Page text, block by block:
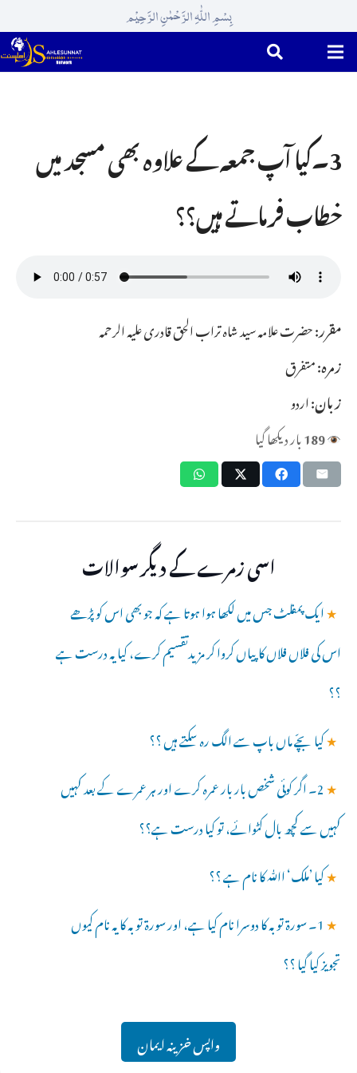
بِسْمِ اللّٰہِ الرَّحْمٰنِ الرَّحِیْم
3۔کیا آپ جمعہ کے علاوہ بھی مسجد میں
خطاب فرماتے ہیں؟؟
مقرر:حضرت علامہ سید شاہ تراب الحق قادری علیہ الرحمہ
زمرہ:متفرق
زبان:اردو
189بار دیکھا گیا
اسی زمرے کے دیگر سوالات
★ایک پمفلٹ جس میں لکھا ہوا ہوتا ہے کہ جو بھی اس کو پڑھے
اس کی فلاں فلاں کاپیاں کروا کر مزیدتقسیم کرے، کیا یہ درست ہے
؟؟
★کیا بچّے ماں باپ سے الگ رہ سکتے ہیں ؟؟
★ 2۔ اگر کوئی شخص بار بار عمرہ کرے اور ہر عمرے کے بعد کہیں
کہیں سے کچھ بال کٹوائے، تو کیا درست ہے؟؟
★کیا ’ملک‘ اﷲ کا نام ہے ؟؟
★ 1۔ سورۃ توبہ کا دوسرا نام کیا ہے، اور سورۃ توبہ کا یہ نام کیوں
تجویز کیا گیا ؟؟
واپس خزینہ ایمان